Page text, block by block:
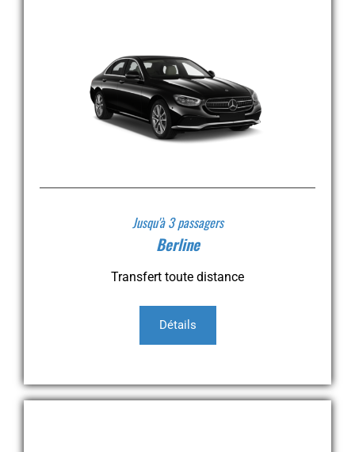
Jusqu'à 3 passagers
Berline
Transfert toute distance
Détails